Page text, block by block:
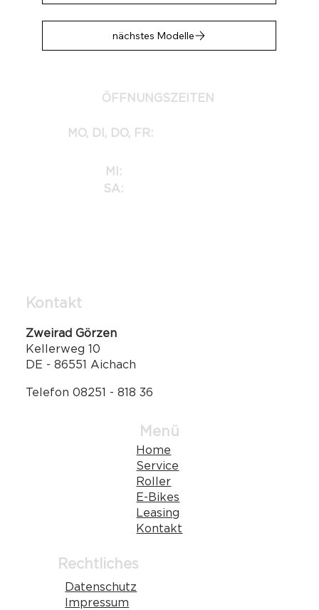
nächstes Modelle
ÖFFNUNGSZEITEN
MO, DI, DO, FR:
MI:
SA:
Rechtliches
Datenschutz
Impressum
Menü
Home
Service
Roller
E-Bikes
Leasing
Kontakt
Kontakt
Zweirad Görzen
Kellerweg 10
DE - 86551 Aichach
Telefon 08251 - 818 36